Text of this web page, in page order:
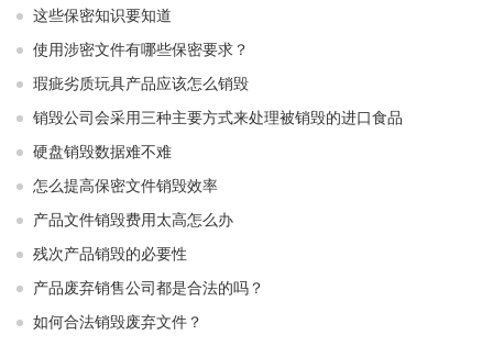
这些保密知识要知道
使用涉密文件有哪些保密要求？
瑕疵劣质玩具产品应该怎么销毁
销毁公司会采用三种主要方式来处理被销毁的进口食品
硬盘销毁数据难不难
怎么提高保密文件销毁效率
产品文件销毁费用太高怎么办
残次产品销毁的必要性
产品废弃销售公司都是合法的吗？
如何合法销毁废弃文件？